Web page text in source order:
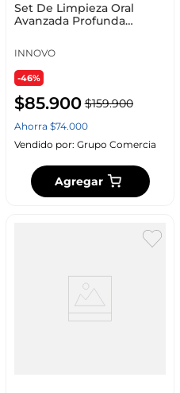
Set De Limpieza Oral
Avanzada Profunda
INNOVO
-46%
$85.900 $159.900
Ahorra $74.000
Vendido por: Grupo Comercia
Agregar